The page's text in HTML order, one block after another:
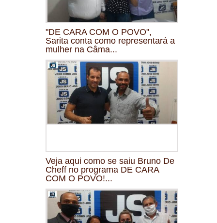
"DE CARA COM O POVO",
Sarita conta como representará a
mulher na Câma...
Veja aqui como se saiu Bruno De
Cheff no programa DE CARA
COM O POVO!...